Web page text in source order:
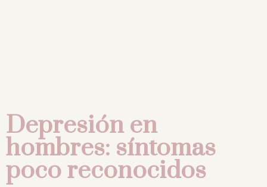
Depresión en
hombres: síntomas
poco reconocidos